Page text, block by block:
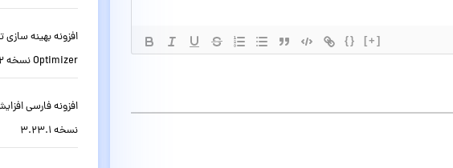
{} [+]
Optimizer نسخه 1.8.4.2
نسخه 3.23.1